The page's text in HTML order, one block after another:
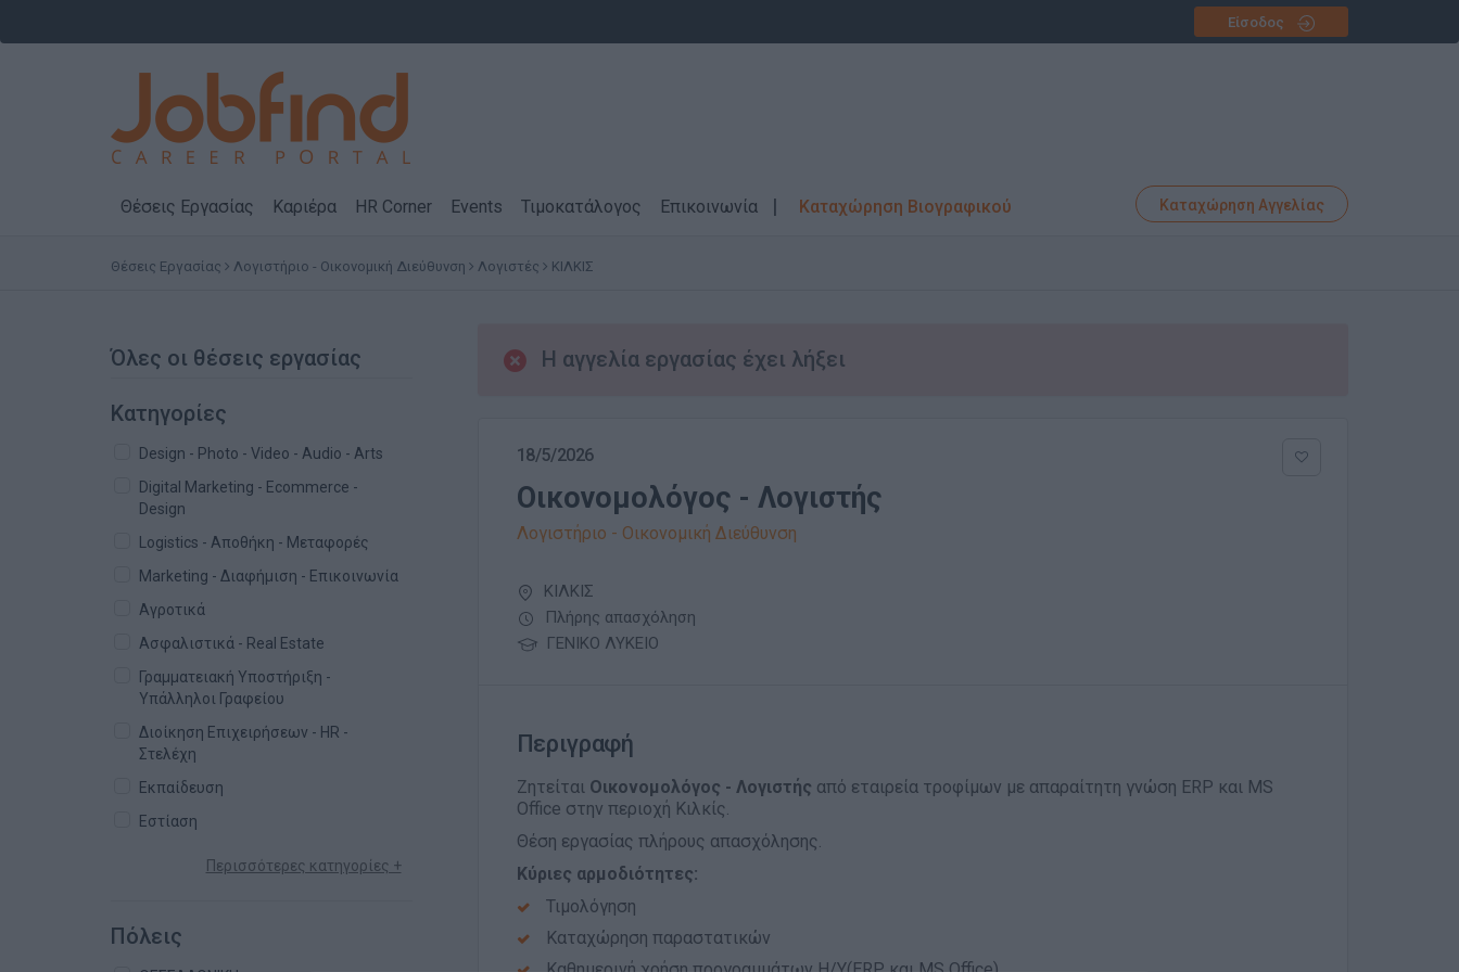
Είσοδος
Θέσεις Εργασίας Καριέρα HR Corner Events Τιμοκατάλογος Επικοινωνία Καταχώρηση Βιογραφικού Καταχώρηση Αγγελίας
Θέσεις Εργασίας Λογιστήριο - Οικονομική Διεύθυνση Λογιστές ΚΙΛΚΙΣ
Όλες οι θέσεις εργασίας
Κατηγορίες
Design - Photo - Video - Audio - Arts
Digital Marketing - Ecommerce -
Design
Logistics - Αποθήκη - Μεταφορές
Marketing - Διαφήμιση - Επικοινωνία
Αγροτικά
Ασφαλιστικά - Real Estate
Γραμματειακή Υποστήριξη -
Υπάλληλοι Γραφείου
Διοίκηση Επιχειρήσεων - HR -
Στελέχη
Εκπαίδευση
Εστίαση
Περισσότερες κατηγορίες +
Πόλεις
Η αγγελία εργασίας έχει λήξει
18/5/2026
Οικονομολόγος - Λογιστής
Λογιστήριο - Οικονομική Διεύθυνση
ΚΙΛΚΙΣ
Πλήρης απασχόληση
ΓΕΝΙΚΟ ΛΥΚΕΙΟ
Περιγραφή
Ζητείται Οικονομολόγος - Λογιστής από εταιρεία τροφίμων με απαραίτητη γνώση ERP και MS
Office στην περιοχή Κιλκίς.
Θέση εργασίας πλήρους απασχόλησης.
Κύριες αρμοδιότητες:
Τιμολόγηση
Καταχώρηση παραστατικών